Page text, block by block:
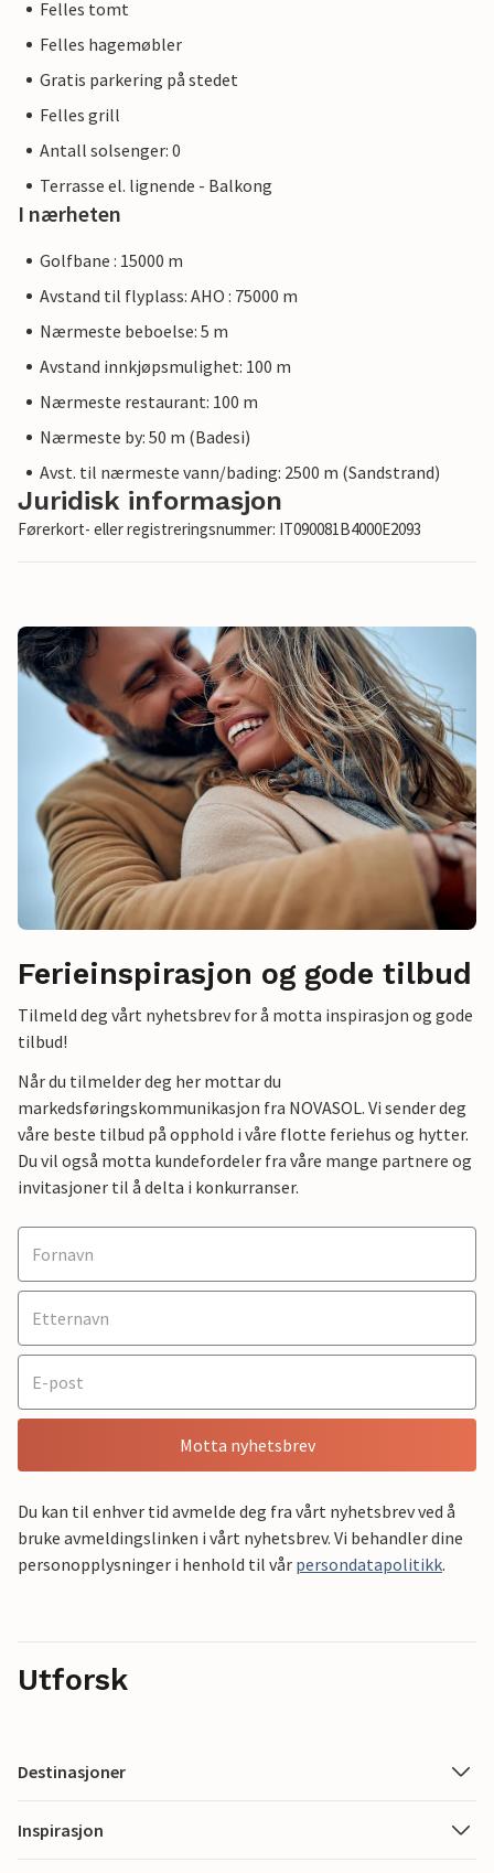
Felles tomt
Felles hagemøbler
Gratis parkering på stedet
Felles grill
Antall solsenger: 0
Terrasse el. lignende - Balkong
I nærheten
Golfbane : 15000 m
Avstand til flyplass: AHO : 75000 m
Nærmeste beboelse: 5 m
Avstand innkjøpsmulighet: 100 m
Nærmeste restaurant: 100 m
Nærmeste by: 50 m (Badesi)
Avst. til nærmeste vann/bading: 2500 m (Sandstrand)
Juridisk informasjon
Førerkort- eller registreringsnummer: IT090081B4000E2093
Ferieinspirasjon og gode tilbud
Tilmeld deg vårt nyhetsbrev for å motta inspirasjon og gode
tilbud!
Når du tilmelder deg her mottar du
markedsføringskommunikasjon fra NOVASOL. Vi sender deg
våre beste tilbud på opphold i våre flotte feriehus og hytter.
Du vil også motta kundefordeler fra våre mange partnere og
invitasjoner til å delta i konkurranser.
Motta nyhetsbrev
Du kan til enhver tid avmelde deg fra vårt nyhetsbrev ved å
bruke avmeldingslinken i vårt nyhetsbrev. Vi behandler dine
personopplysninger i henhold til vår persondatapolitikk.
Utforsk
Destinasjoner
Inspirasjon